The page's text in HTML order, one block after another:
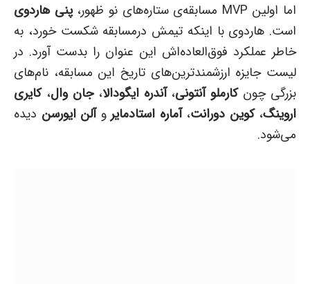
اما اولین MVP مسابقه‌ی ستاره‌های نو ظهور،‌
پنی هاردوی
است. هاردوی با اینکه تیمش درمسابقه شکست خورد، به
خاطر عملکرد فوق‌العاده‌اش این عنوان را بدست آورد. در
لیست جایزه ارزشمندترین‌های تاریخ این مسابقه، نام‌های
بزرگی چونکارملو آنتونی،آندره ایگودالا،جان وال،کایری
اروینگ،کوین دورانت،آماره استادمایر وآلن ایورسن دیده
می‌شود.